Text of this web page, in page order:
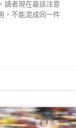
讀者現在最該注意
，不能混成同一件
產業動態